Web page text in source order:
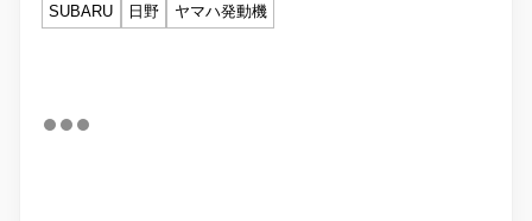
SUBARU
日野 ヤマハ発動機